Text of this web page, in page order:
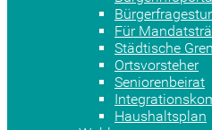
Für
Städtische
Ortsvorsteher
Seniorenbeirat
Haushaltsplan